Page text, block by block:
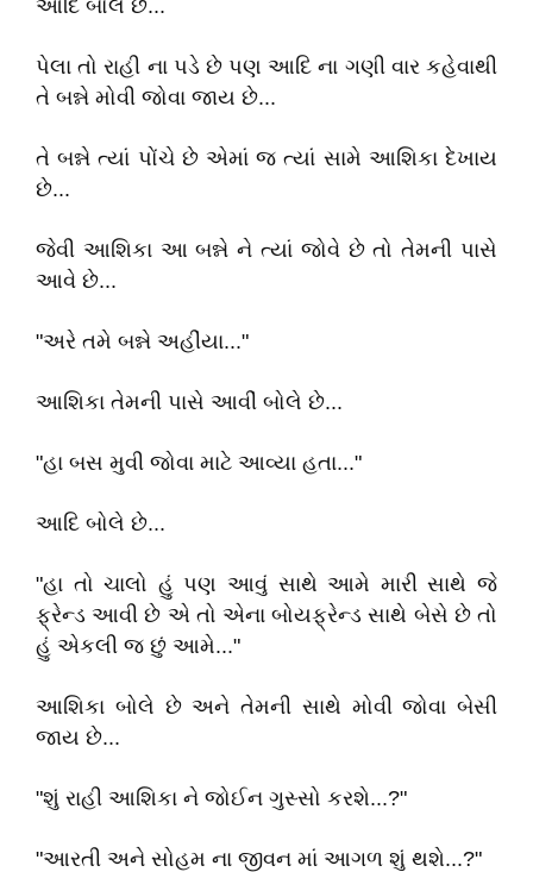
આદિ બોલે છે...
પેલા તો રાહી ના પડે છે પણ આદિ ના ગણી વાર કહેવાથી
તે બન્ને મોવી જોવા જાય છે...
તે બન્ને ત્યાં પોંચે છે એમાં જ ત્યાં સામે આશિકા દેખાય
છે...
જેવી આશિકા આ બન્ને ને ત્યાં જોવે છે તો તેમની પાસે
આવે છે...
"અરે તમે બન્ને અહીંયા..."
આશિકા તેમની પાસે આવીં બોલે છે...
"હા બસ મુવી જોવા માટે આવ્યા હતા..."
આદિ બોલે છે...
"હા તો ચાલો હું પણ આવું સાથે આમે મારી સાથે જે
ફ્રેન્ડ આવી છે એ તો એના બોયફ્રેન્ડ સાથે બેસે છે તો
હું એકલી જ છું આમે..."
આશિકા બોલે છે અને તેમની સાથે મોવી જોવા બેસી
જાય છે...
"શું રાહી આશિકા ને જોઈન ગુસ્સો કરશે...?"
"આરતી અને સોહમ ના જીવન માં આગળ શું થશે...?"